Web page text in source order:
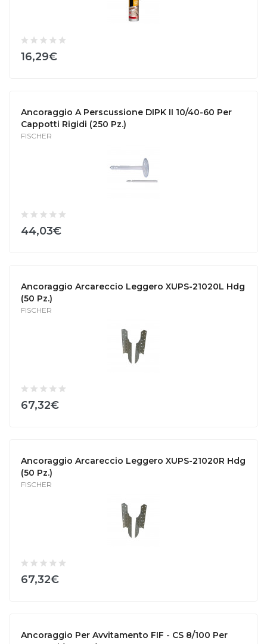
16,29€
Ancoraggio A Perscussione DIPK II 10/40-60 Per
Cappotti Rigidi (250 Pz.)
FISCHER
44,03€
Ancoraggio Arcareccio Leggero XUPS-21020L Hdg
(50 Pz.)
FISCHER
67,32€
Ancoraggio Arcareccio Leggero XUPS-21020R Hdg
(50 Pz.)
FISCHER
67,32€
Ancoraggio Per Avvitamento FIF - CS 8/100 Per